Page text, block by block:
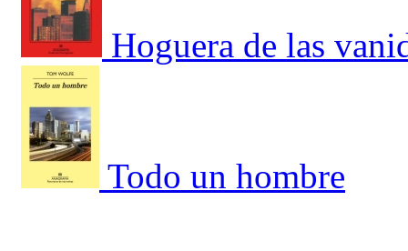
Hoguera de las
Todo un hombre